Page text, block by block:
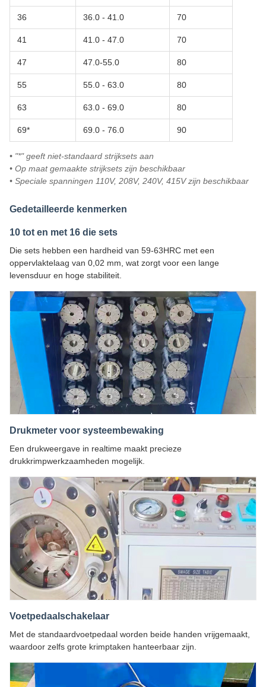
36 36.0 - 41.0 70
41 41.0 - 47.0 70
47 47.0-55.0 80
55 55.0 - 63.0 80
63 63.0 - 69.0 80
69* 69.0 - 76.0 90
• "*" geeft niet-standaard strijksets aan
• Op maat gemaakte strijksets zijn beschikbaar
• Speciale spanningen 110V, 208V, 240V, 415V zijn beschikbaar
Gedetailleerde kenmerken
10 tot en met 16 die sets
Die sets hebben een hardheid van 59-63HRC met een
oppervlaktelaag van 0,02 mm, wat zorgt voor een lange
levensduur en hoge stabiliteit.
Drukmeter voor systeembewaking
Een drukweergave in realtime maakt precieze
drukkrimpwerkzaamheden mogelijk.
Voetpedaalschakelaar
Met de standaardvoetpedaal worden beide handen vrijgemaakt,
waardoor zelfs grote krimptaken hanteerbaar zijn.